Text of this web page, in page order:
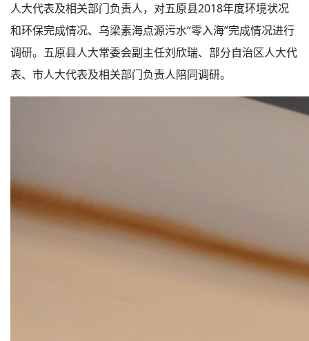
人大代表及相关部门负责人，对五原县2018年度环境状况
和环保完成情况、乌梁素海点源污水“零入海”完成情况进行
调研。五原县人大常委会副主任刘欣瑞、部分自治区人大代
表、市人大代表及相关部门负责人陪同调研。